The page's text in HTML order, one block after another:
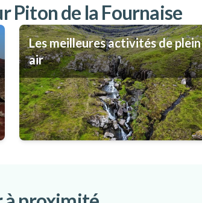
Piton de la Fournaise
Les meilleures activités de plein
air